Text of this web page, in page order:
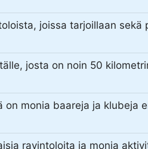
joissa tarjoillaan sekä
josta on noin 50
on monia baareja ja klubeja
ravintoloita ja monia